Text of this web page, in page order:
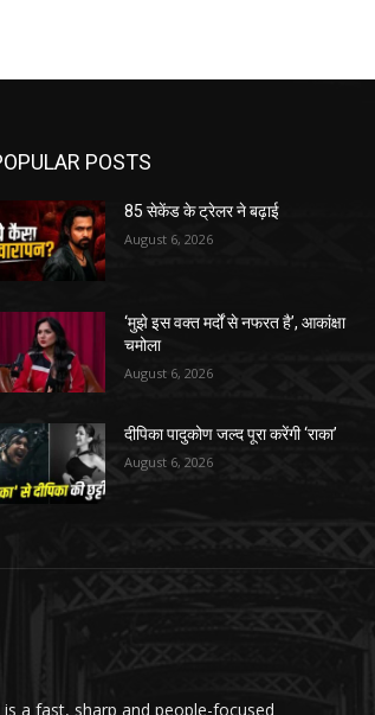
POSTS
85 सेकेंड के ट्रेलर ने बढ़ाई
August 6, 2026
‘मुझे इस वक्त मर्दों से नफरत है’, आकांक्षा
चमोला
August 6, 2026
दीपिका पादुकोण जल्द पूरा करेंगी ‘राका’
August 6, 2026
a fast, sharp and people-focused